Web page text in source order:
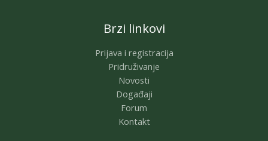
Brzi linkovi
Prijava i registracija
Pridruživanje
Novosti
Događaji
Forum
Kontakt